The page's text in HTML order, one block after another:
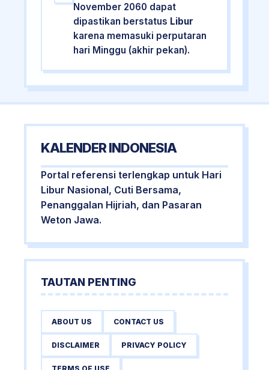
November 2060 dapat
dipastikan berstatus Libur
karena memasuki perputaran
hari Minggu (akhir pekan).
KALENDER INDONESIA
Portal referensi terlengkap untuk Hari
Libur Nasional, Cuti Bersama,
Penanggalan Hijriah, dan Pasaran
Weton Jawa.
TAUTAN PENTING
ABOUT US CONTACT US
DISCLAIMER PRIVACY POLICY